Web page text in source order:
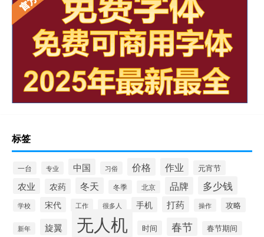
标签
一台 专业 中国 习俗 价格 作业 元宵节
农业 农药 冬天 冬季 北京 品牌 多少钱
学校 宋代 工作 很多人 手机 打药 操作 攻略
新年 旋翼 无人机 时间 春节 春节期间